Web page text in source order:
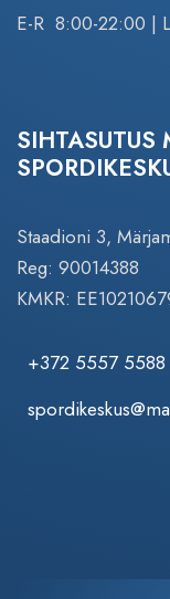
E-R 8:00-22:00 |
Staadioni 3,
Reg: 90014388
KMKR:
+372 5557 5588